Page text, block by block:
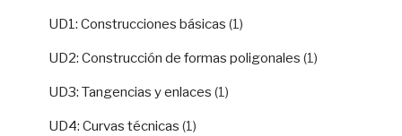
UD1: Construcciones básicas (1)
UD2: Construcción de formas poligonales (1)
UD3: Tangencias y enlaces (1)
UD4: Curvas técnicas (1)